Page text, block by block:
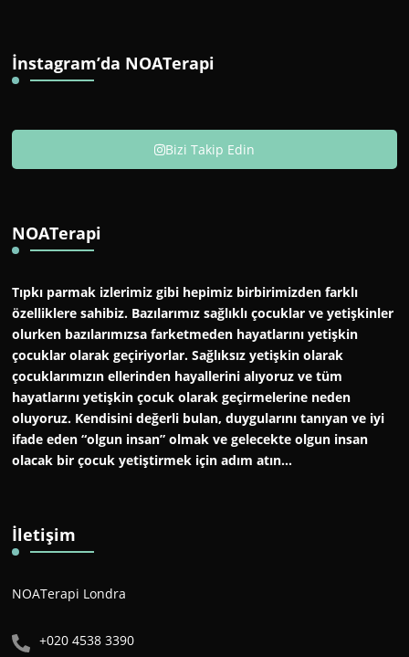
İnstagram’da NOATerapi
Bizi Takip Edin
NOATerapi
Tıpkı parmak izlerimiz gibi hepimiz birbirimizden farklı
özelliklere sahibiz. Bazılarımız sağlıklı çocuklar ve yetişkinler
olurken bazılarımızsa farketmeden hayatlarını yetişkin
çocuklar olarak geçiriyorlar. Sağlıksız yetişkin olarak
çocuklarımızın ellerinden hayallerini alıyoruz ve tüm
hayatlarını yetişkin çocuk olarak geçirmelerine neden
oluyoruz. Kendisini değerli bulan, duygularını tanıyan ve iyi
ifade eden “olgun insan” olmak ve gelecekte olgun insan
olacak bir çocuk yetiştirmek için adım atın…
İletişim
NOATerapi Londra
+020 4538 3390